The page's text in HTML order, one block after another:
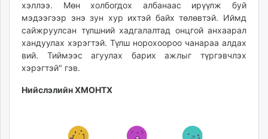
хэллээ. Мөн холбогдох албанаас ирүүлж буй
мэдээгээр энэ зун хур ихтэй байх төлөвтэй. Иймд
сайжруулсан түлшний хадгалалтад онцгой анхаарал
хандуулах хэрэгтэй. Түлш норохоороо чанараа алдах
вий. Тиймээс агуулах барих ажлыг түргэвчлэх
хэрэгтэй" гэв.
Нийслэлийн ХМОНТХ